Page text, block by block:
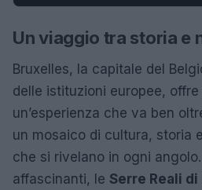
Un viaggio tra storia e
Bruxelles, la capitale del
delle istituzioni europee,
un’esperienza che va ben
un mosaico di cultura, storia
che si rivelano in ogni
affascinanti, le Serre Reali di